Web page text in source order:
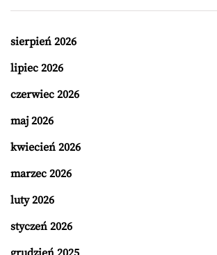
sierpień 2026
lipiec 2026
czerwiec 2026
maj 2026
kwiecień 2026
marzec 2026
luty 2026
styczeń 2026